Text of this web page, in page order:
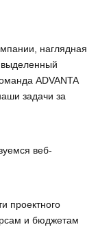
наглядная
ADVANTA
задачи за
веб-
проектного
и бюджетам